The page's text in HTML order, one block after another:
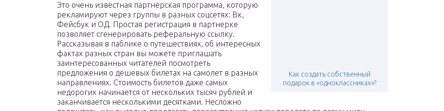
Как создать собственный
подарок в «одноклассниках»?
Это очень известная партнерская программа, которую
рекламируют через группы в разных соцсетях: Вк,
Фейсбук и ОД. Простая регистрация в партнерке
позволяет сгенерировать реферальную ссылку.
Рассказывая в паблике о путешествиях, об интересных
фактах разных стран вы можете приглашать
заинтересованных читателей посмотреть
предложения о дешевых билетах на самолет в разных
направлениях. Стоимость билетов даже самых
недорогих начинается от нескольких тысяч рублей и
заканчивается несколькими десятками. Несложно